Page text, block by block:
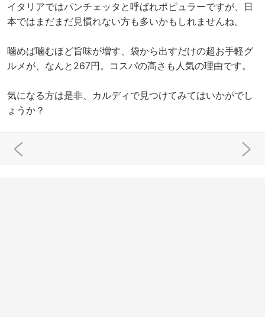
イタリアではパンチェッタと呼ばれポピュラーですが、日
本ではまだまだ見慣れない方も多いかもしれませんね。
噛めば噛むほど旨味が増す、袋から出すだけの超お手軽グ
ルメが、なんと267円。コスパの高さも人気の理由です。
気になる方は是非、カルディで見つけてみてはいかがでし
ょうか？